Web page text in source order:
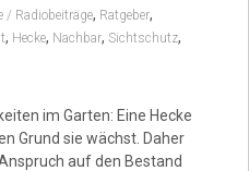
/ Radiobeiträge, Ratgeber,
, Hecke, Nachbar, Sichtschutz,
im Garten: Eine Hecke
Grund sie wächst. Daher
auf den Bestand